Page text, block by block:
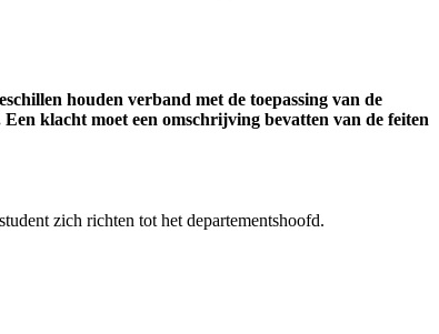
houden verband met de toepassing van de
klacht moet een omschrijving bevatten van de feiten
zich richten tot het departementshoofd.